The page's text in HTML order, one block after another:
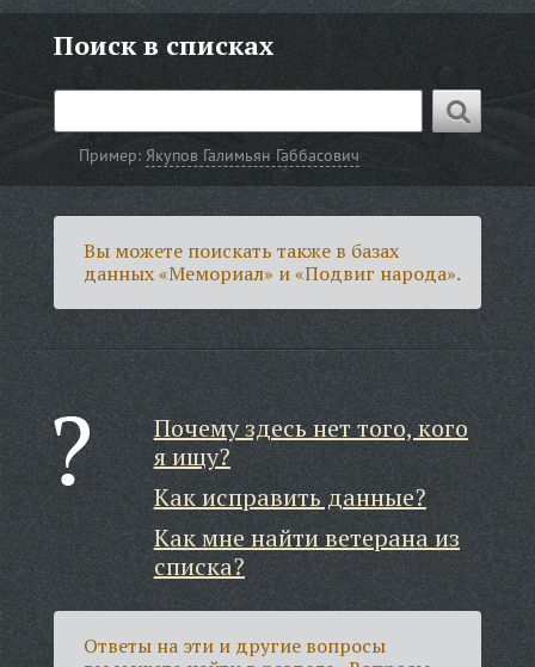
Поиск в списках
Пример:Якупов Галимьян Габбасович
Вы можете поискать также в базах
данных «Мемориал» и «Подвиг народа».
Почему здесь нет того, кого
я ищу?
Как исправить данные?
Как мне найти ветерана из
списка?
Ответы на эти и другие вопросы